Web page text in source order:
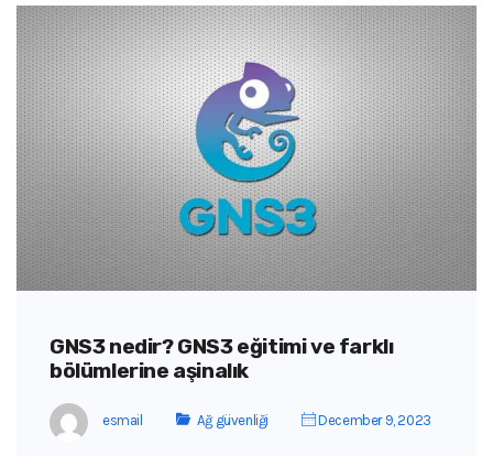
GNS3 nedir? GNS3 eğitimi ve farklı
bölümlerine aşinalık
esmail Ağ güvenliği December 9, 2023